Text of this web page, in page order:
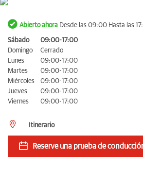
Abierto ahora Desde las 09:00 Hasta las
Sábado
09:00-17:00
Domingo
Cerrado
Lunes
09:00-17:00
Martes
09:00-17:00
Miércoles
09:00-17:00
Jueves
09:00-17:00
Viernes
09:00-17:00
Itinerario
Reserve una prueba de